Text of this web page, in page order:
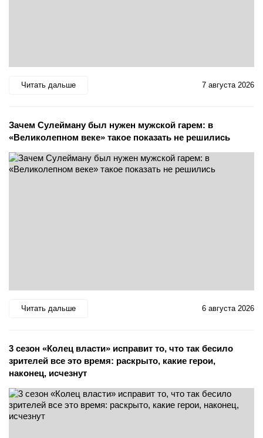
Читать дальше 7 августа 2026
Зачем Сулейману был нужен мужской гарем: в
«Великолепном веке» такое показать не решились
Читать дальше 6 августа 2026
3 сезон «Колец власти» исправит то, что так бесило
зрителей все это время: раскрыто, какие герои,
наконец, исчезнут